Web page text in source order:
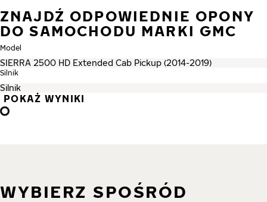
ZNAJDŹ ODPOWIEDNIE OPONY
DO SAMOCHODU MARKI GMC
Model
Silnik
POKAŻ WYNIKI
WYBIERZ SPOŚRÓD